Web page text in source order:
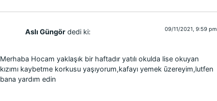
Aslı Güngör dedi ki: 09/11/2021, 9:59 pm
Merhaba Hocam yaklaşık bir haftadır yatılı okulda lise okuyan
kızımı kaybetme korkusu yaşıyorum,kafayı yemek ūzereyim,lutfen
bana yardım edin